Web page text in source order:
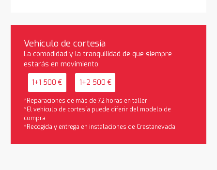
Vehículo de cortesía
La comodidad y la tranquilidad de que siempre
estarás en movimiento
1+1 500 € 1+2 500 €
*Reparaciones de más de 72 horas en taller
*El vehículo de cortesía puede diferir del modelo de
compra
*Recogida y entrega en instalaciones de Crestanevada